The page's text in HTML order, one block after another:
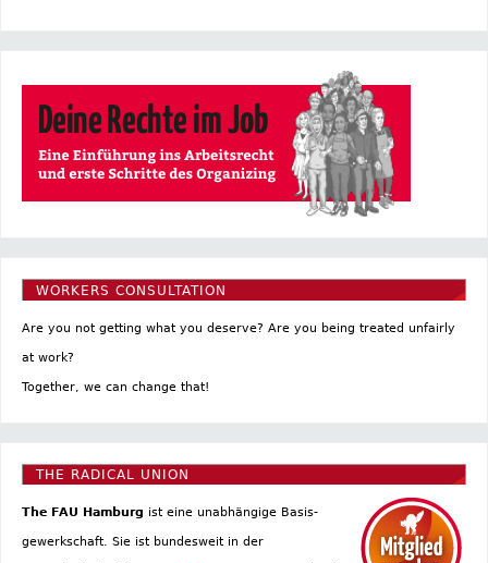
WORKERS CONSULTATION
Are you not getting what you deserve? Are you being treated unfairly
at work?
Together, we can change that!
THE RADICAL UNION
The FAU Hamburg ist eine un­abhängige Basis­
gewerkschaft. Sie ist bundesweit in der